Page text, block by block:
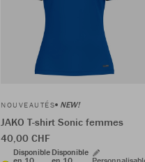
NOUVEAUTÉS NEW!
JAKO T-shirt Sonic femmes
40,00 CHF
Disponible Disponible